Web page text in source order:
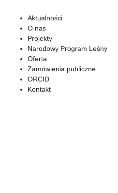
Aktualności
O nas
Projekty
Narodowy Program Leśny
Oferta
Zamówienia publiczne
ORCID
Kontakt